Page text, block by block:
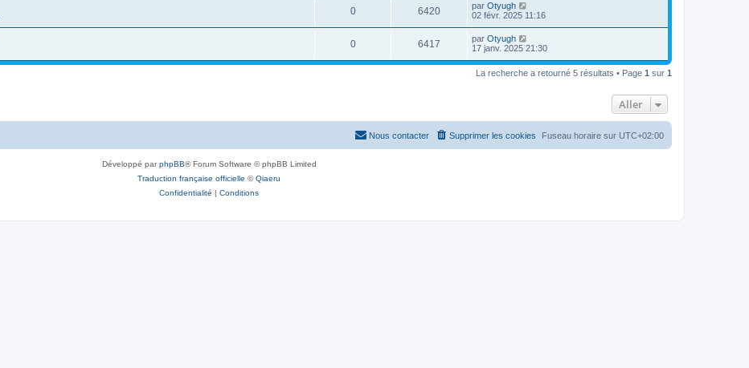
0 6420 par Otyugh
02 févr. 2025 11:16
0 6417 par Otyugh
17 janv. 2025 21:30
La recherche a retourné 5 résultats • Page 1 sur 1
Aller
Fuseau horaire sur UTC+02:00
Supprimer les cookies
Nous contacter
Développé parphpBB® Forum Software © phpBB Limited
Traduction française officielle ©Qiaeru
Confidentialité | Conditions